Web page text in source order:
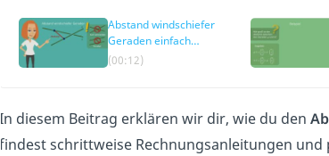
Abstand windschiefer
Geraden einfach
erklärt
(00:12)
In diesem Beitrag erklären wir dir, wie du den
findest schrittweise Rechnungsanleitungen